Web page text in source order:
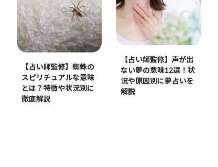
【占い師監修】蜘蛛の
スピリチュアルな意味
とは？特徴や状況別に
徹底解説
【占い師監修】声が出
ない夢の意味12選！状
況や原因別に夢占いを
解説